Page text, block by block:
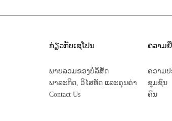
ກ່ຽວກັບເຊໂປນ
ພາບລວມຂອງບໍລິສັດ
ພາລະກິດ, ວິໄສທັດ ແລະຄຸນຄ່າ
Contact Us
ຄວາມ
ຄວາມ
ຊຸມຊົນ
ຄົນ